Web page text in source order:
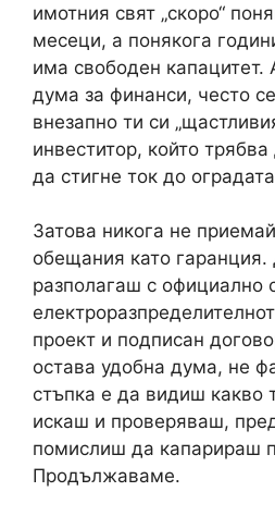
имотния свят „скоро“
месеци, а понякога
има свободен капацитет.
дума за финанси, често
внезапно ти си
инвеститор, който
да стигне ток до
Затова никога не
обещания като гаранция.
разполагаш с официално
проект и подписан
остава удобна дума, не
стъпка е да видиш какво
искаш и проверяваш,
помислиш да капарираш
Продължаваме.